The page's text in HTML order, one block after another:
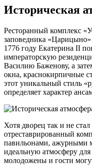
Историческая
Ресторанный комплекс
заповедника
1776 году Екатерина II
императорскую
Василию Баженову, а
окна, краснокирпичные
этот уникальный стиль
определяет характер
Хотя дворец так и не
отреставрированный
павильонами, ажурными
идеальную атмосферу
молодожены и гости